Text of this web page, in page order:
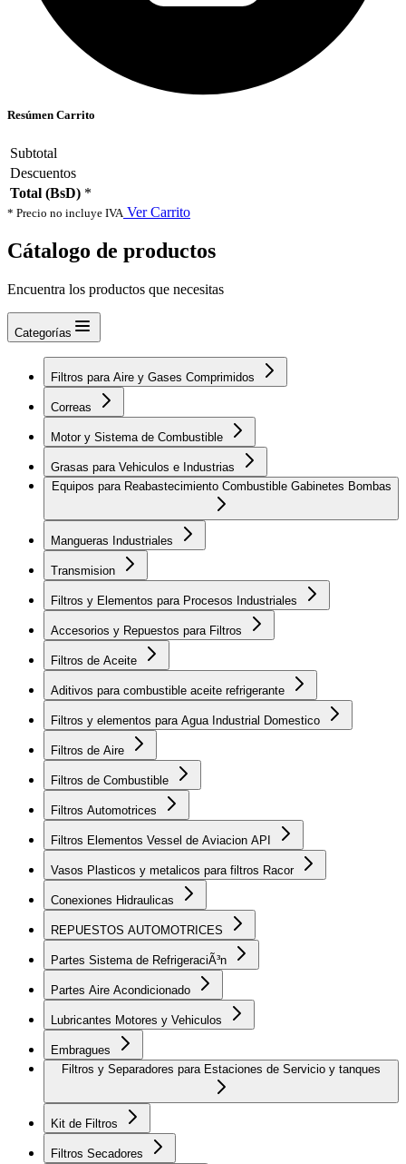
Resúmen Carrito
Subtotal
Descuentos
Total (BsD) *
* Precio no incluye IVA Ver Carrito
Cátalogo de productos
Encuentra los productos que necesitas
Categorías
Filtros para Aire y Gases Comprimidos
Correas
Motor y Sistema de Combustible
Grasas para Vehiculos e Industrias
Equipos para Reabastecimiento Combustible Gabinetes Bombas
Mangueras Industriales
Transmision
Filtros y Elementos para Procesos Industriales
Accesorios y Repuestos para Filtros
Filtros de Aceite
Aditivos para combustible aceite refrigerante
Filtros y elementos para Agua Industrial Domestico
Filtros de Aire
Filtros de Combustible
Filtros Automotrices
Filtros Elementos Vessel de Aviacion API
Vasos Plasticos y metalicos para filtros Racor
Conexiones Hidraulicas
REPUESTOS AUTOMOTRICES
Partes Sistema de RefrigeraciÃ³n
Partes Aire Acondicionado
Lubricantes Motores y Vehiculos
Embragues
Kit de Filtros
Filtros Secadores